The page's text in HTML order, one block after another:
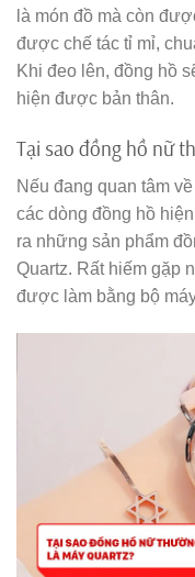
là món đồ mà còn
được chế tác tỉ mỉ,
Khi đeo lên, đồng hồ
hiện được bản thân.
Tại sao đồng hồ nữ
Nếu đang quan tâm về
các dòng đồng hồ
ra những sản phẩm
Quartz. Rất hiếm gặp
được làm bằng bộ